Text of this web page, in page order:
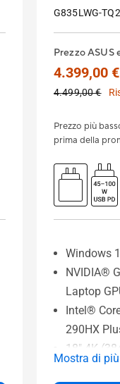
G835LWG-
Prezzo ASUS
4.399,00 €
4.499,00 €
Prezzo più
prima della
Windows
NVIDIA®
Laptop
Intel®
290HX
18" 4K
240Hz
Mostra di più